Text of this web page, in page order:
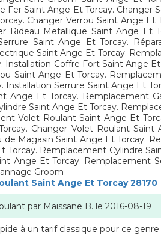
Fer Saint Ange Et Torcay. Changer
Changer Verrou Saint Ange
Rideau Metallique Saint Ange
Saint Ange Et Torcay.
Saint Ange Et Torcay.
Installation Coffre Fort Saint Ange
Saint Ange Et Torcay.
Installation Serrure Saint Ange Et
Ange Et Torcay. Remplacement
Saint Ange Et Torcay.
Volet Roulant Saint Ange Et
Changer Volet Roulant
Magasin Saint Ange Et Torcay.
Torcay. Remplacement Cylindre
Ange Et Torcay. Remplacement
Groom
Saint Ange Et Torcay 28170
par Maïssane B. le 2016-08-19
à un tarif classique pour ce